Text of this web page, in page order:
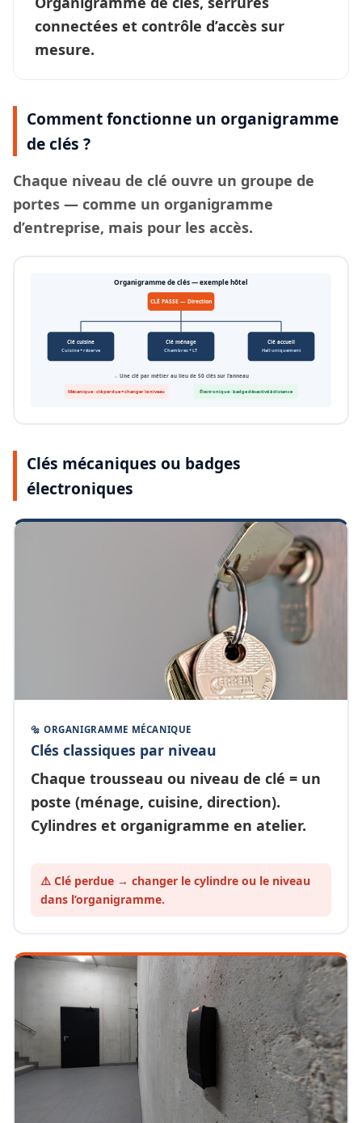
connectées et contrôle d’accès sur
mesure.
Comment fonctionne un organigramme
de clés ?
Chaque niveau de clé ouvre un groupe de
portes — comme un organigramme
d’entreprise, mais pour les accès.
Organigramme de clés — exemple hôtel
CLÉ PASSE — Direction
Clé cuisine
Cuisine + réserve
Clé ménage
Chambres + LT
Clé accueil
Hall uniquement
→ Une clé par métier au lieu de 50 clés sur l’anneau
Mécanique : clé perdue = changer le niveau Électronique : badge désactivé à distance
Clés mécaniques ou badges
électroniques
🔩 ORGANIGRAMME MÉCANIQUE
Clés classiques par niveau
Chaque trousseau ou niveau de clé = un
poste (ménage, cuisine, direction).
Cylindres et organigramme en atelier.
⚠️ Clé perdue → changer le cylindre ou le niveau
dans l’organigramme.